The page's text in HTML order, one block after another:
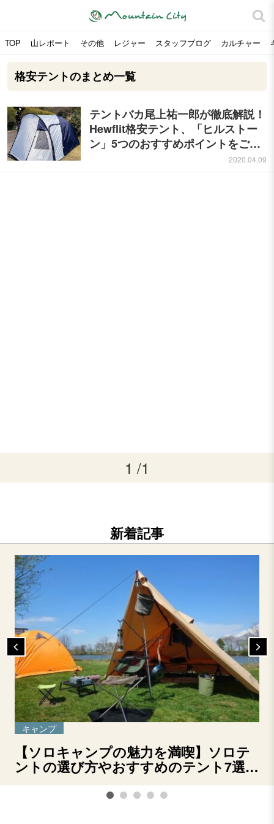
TOP 山レポート その他 レジャー スタッフブログ カルチャー
格安テントのまとめ一覧
テントバカ尾上祐一郎が徹底解説！
Hewflit格安テント、「ヒルストー
ン」5つのおすすめポイントをご紹
2020.04.09
1 /1
新着記事
キャンプ
【ソロキャンプの魅力を満喫】ソロテ
ントの選び方やおすすめのテント7選を